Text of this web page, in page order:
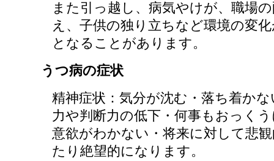
また引っ越し、病気やけが、職場
え、子供の独り立ちなど環境の変
となることがあります。
うつ病の症状
精神症状：気分が沈む・落ち着かな
力や判断力の低下・何事もおっく
意欲がわかない・将来に対して悲
たり絶望的になります。